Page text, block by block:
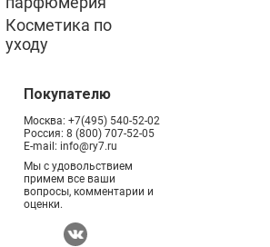
Косметика по
уходу
Покупателю
Москва: +7(495) 540-52-02
Россия: 8 (800) 707-52-05
E-mail: info@ry7.ru
Мы с удовольствием
примем все ваши
вопросы, комментарии и
оценки.